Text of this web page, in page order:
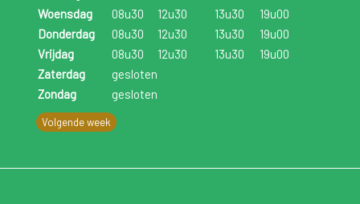
Woensdag
08u30 12u30 13u30
19u00
Donderdag
08u30 12u30 13u30
19u00
Vrijdag
08u30 12u30 13u30
19u00
Zaterdag
gesloten
Zondag
gesloten
Volgende week